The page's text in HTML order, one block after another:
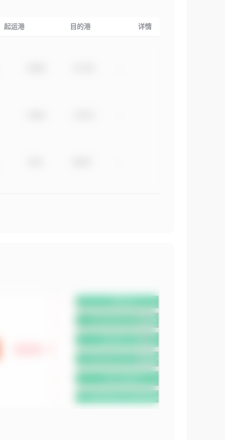
起运港 目的港 详情